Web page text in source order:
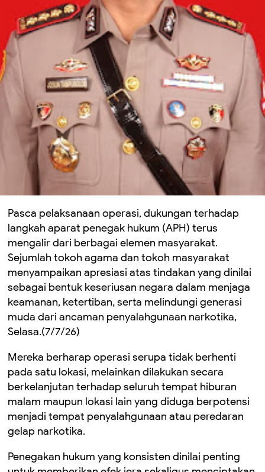
Pasca pelaksanaan operasi, dukungan terhadap
langkah aparat penegak hukum (APH) terus
mengalir dari berbagai elemen masyarakat.
Sejumlah tokoh agama dan tokoh masyarakat
menyampaikan apresiasi atas tindakan yang dinilai
sebagai bentuk keseriusan negara dalam menjaga
keamanan, ketertiban, serta melindungi generasi
muda dari ancaman penyalahgunaan narkotika,
Selasa.(7/7/26)
Mereka berharap operasi serupa tidak berhenti
pada satu lokasi, melainkan dilakukan secara
berkelanjutan terhadap seluruh tempat hiburan
malam maupun lokasi lain yang diduga berpotensi
menjadi tempat penyalahgunaan atau peredaran
gelap narkotika.
Penegakan hukum yang konsisten dinilai penting